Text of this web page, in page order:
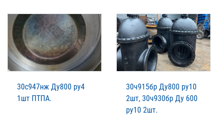
30с947нж Ду800 ру4
1шт ПТПА.
30ч915бр Ду800 ру10
2шт, 30ч930бр Ду 600
ру10 2шт.